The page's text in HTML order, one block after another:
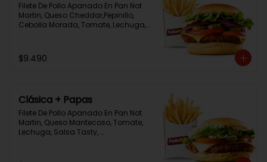
Filete De Pollo Apanado En Pan Not
Martin, Queso Cheddar,Pepinillo,
Cebolla Morada, Tomate, Lechuga,
$9.490
Clásica + Papas
Filete De Pollo Apanado En Pan Not
Martin, Queso Mantecoso, Tomate,
Lechuga, Salsa Tasty,